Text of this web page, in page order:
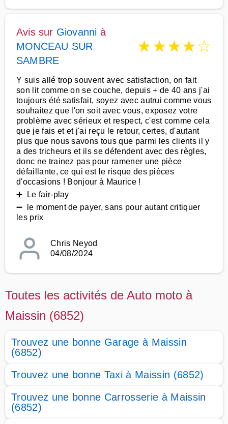
Avis sur Giovanni à
MONCEAU SUR
SAMBRE
★★★★☆
Y suis allé trop souvent avec satisfaction, on fait
son lit comme on se couche, depuis + de 40 ans j'ai
toujours été satisfait, soyez avec autrui comme vous
souhaitez que l'on soit avec vous, exposez votre
problème avec sérieux et respect, c'est comme cela
que je fais et et j'ai reçu le retour, certes, d'autant
plus que nous savons tous que parmi les clients il y
a des tricheurs et ils se défendent avec des règles,
donc ne trainez pas pour ramener une pièce
défaillante, ce qui est le risque des pièces
d'occasions ! Bonjour à Maurice !
➕ Le fair-play
➖ le moment de payer, sans pour autant critiquer
les prix
Chris Neyod
04/08/2024
Toutes les activités de Auto moto à
Maissin (6852)
Trouvez une bonne Garage à Maissin
(6852)
Trouvez une bonne Taxi à Maissin (6852)
Trouvez une bonne Carrosserie à Maissin
(6852)